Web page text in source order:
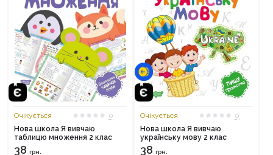
Очікується
0
Нова школа Я вивчаю
таблицю множення 2 клас
38 грн.
Очікується
0
Нова школа Я вивчаю
українську мову 2 клас
38 грн.